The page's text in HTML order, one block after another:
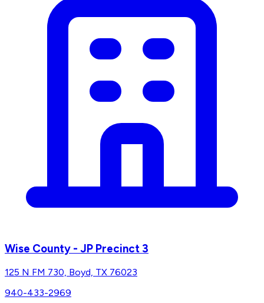
Wise County - JP Precinct 3
125 N FM 730, Boyd, TX 76023
940-433-2969